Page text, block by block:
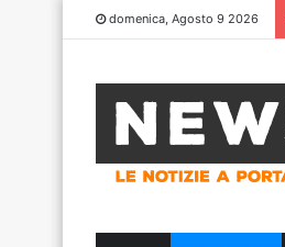
domenica, Agosto 9 2026